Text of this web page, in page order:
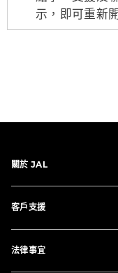
示，即可重新
關於 JAL
客戶支援
法律事宜